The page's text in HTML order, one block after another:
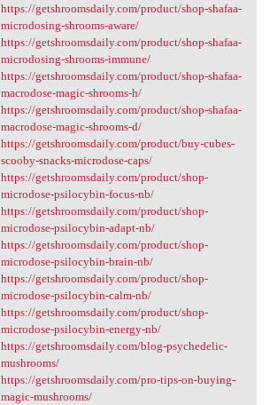
https://getshroomsdaily.com/product/shop-shafaa-
microdosing-shrooms-aware/
https://getshroomsdaily.com/product/shop-shafaa-
microdosing-shrooms-immune/
https://getshroomsdaily.com/product/shop-shafaa-
macrodose-magic-shrooms-h/
https://getshroomsdaily.com/product/shop-shafaa-
macrodose-magic-shrooms-d/
https://getshroomsdaily.com/product/buy-cubes-
scooby-snacks-microdose-caps/
https://getshroomsdaily.com/product/shop-
microdose-psilocybin-focus-nb/
https://getshroomsdaily.com/product/shop-
microdose-psilocybin-adapt-nb/
https://getshroomsdaily.com/product/shop-
microdose-psilocybin-brain-nb/
https://getshroomsdaily.com/product/shop-
microdose-psilocybin-calm-nb/
https://getshroomsdaily.com/product/shop-
microdose-psilocybin-energy-nb/
https://getshroomsdaily.com/blog-psychedelic-
mushrooms/
https://getshroomsdaily.com/pro-tips-on-buying-
magic-mushrooms/